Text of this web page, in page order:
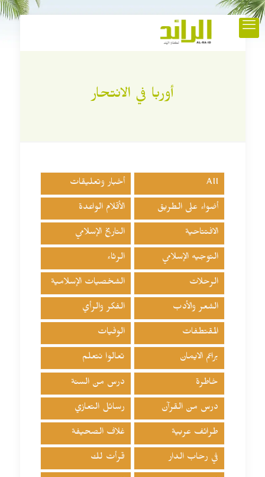
أوربا في الانتحار
All أخبار وتعليقات
أضواء على الطريق الأقلام الواعدة
الافتتاحية التاريخ الإسلامي
التوجيه الإسلامي الرثاء
الرحلات الشخصيات الإسلامية
الشعر والأدب الفكر والرأي
المقتطفات الوفيات
براعم الايمان تعالوا نتعلم
خاطرة درس من السنة
درس من القرآن رسائل التعازي
طرائف عربية غلاف الصحيفة
في رحاب الدار قرأت لك